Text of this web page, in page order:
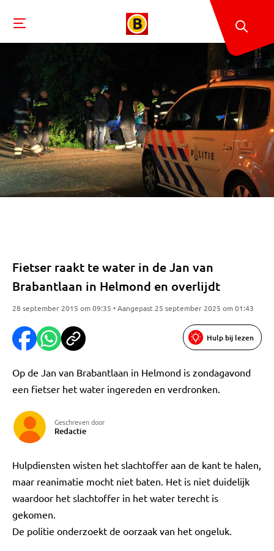
Fietser raakt te water in de Jan van
Brabantlaan in Helmond en overlijdt
28 september 2015 om 09:35 • Aangepast 25 september 2025 om 01:43
Hulp bij lezen
Op de Jan van Brabantlaan in Helmond is zondagavond
een fietser het water ingereden en verdronken.
Geschreven door
Redactie
Hulpdiensten wisten het slachtoffer aan de kant te halen,
maar reanimatie mocht niet baten. Het is niet duidelijk
waardoor het slachtoffer in het water terecht is
gekomen.
De politie onderzoekt de oorzaak van het ongeluk.